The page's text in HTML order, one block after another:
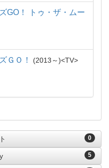
GO！ トゥ・ザ・ムー
ＧＯ！ 2013～ TV
0
5